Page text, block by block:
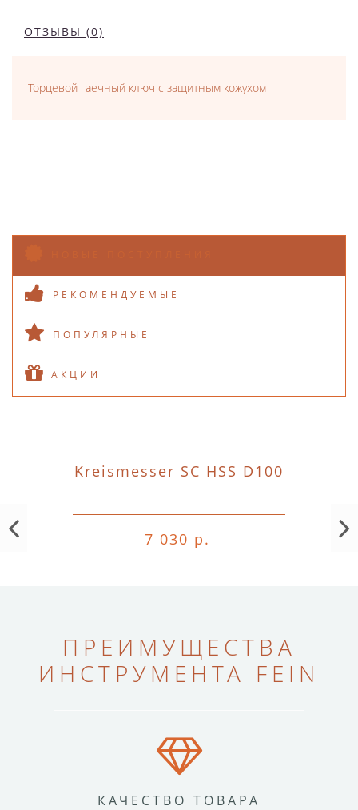
ОТЗЫВЫ (0)
Торцевой гаечный ключ с защитным кожухом
РЕКОМЕНДУЕМЫЕ
ПОПУЛЯРНЫЕ
АКЦИИ
Kreismesser SC HSS D100
7 030 р.
ПРЕИМУЩЕСТВА
ИНСТРУМЕНТА FEIN
КАЧЕСТВО ТОВАРА